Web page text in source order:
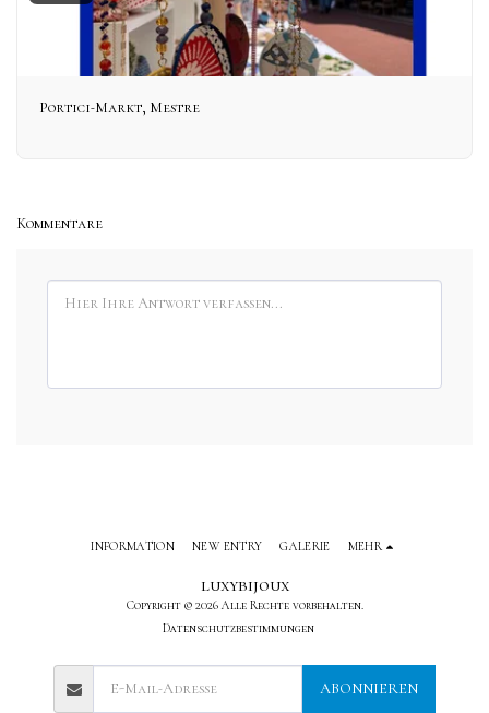
Portici-Markt, Mestre
Kommentare
luxybijoux
Copyright © 2026 Alle Rechte vorbehalten.
Datenschutzbestimmungen
INFORMATION NEW ENTRY GALERIE MEHR
ABONNIEREN